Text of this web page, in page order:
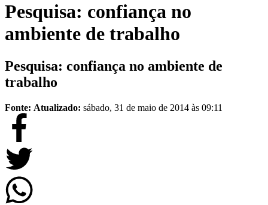
Pesquisa: confiança no
ambiente de trabalho
Pesquisa: confiança no ambiente de
trabalho
Fonte: Atualizado: sábado, 31 de maio de 2014 às 09:11